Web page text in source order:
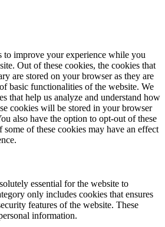
to improve your experience while you
Out of these cookies, the cookies that
are stored on your browser as they are
basic functionalities of the website. We
that help us analyze and understand how
cookies will be stored in your browser
also have the option to opt-out of these
of these cookies may have an effect
essential for the website to
only includes cookies that ensures
features of the website. These
information.